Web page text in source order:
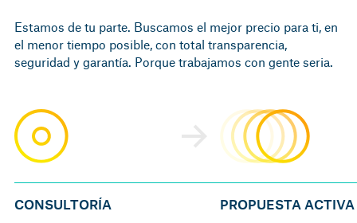
Estamos de tu parte. Buscamos el mejor precio para ti, en
el menor tiempo posible, con total transparencia,
seguridad y garantía. Porque trabajamos con gente seria.
CONSULTORÍA
PROPUESTA ACTIVA